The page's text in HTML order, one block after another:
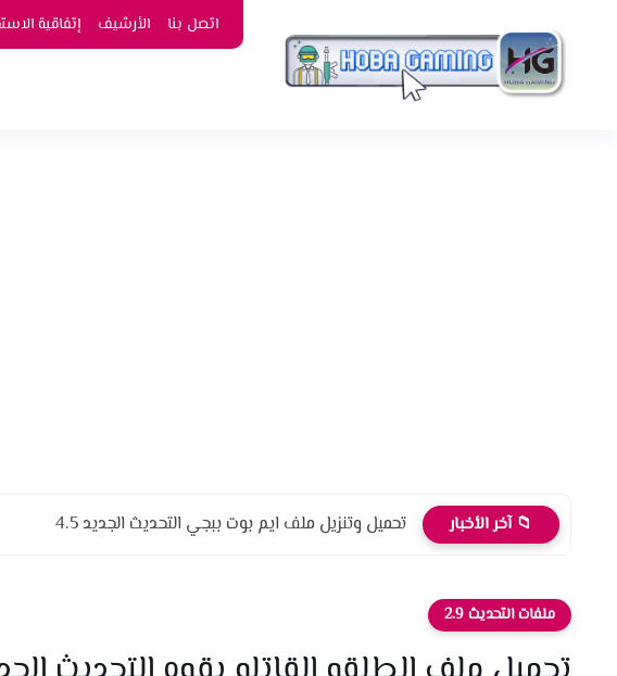
اتصل بنا الأرشيف إتفاقية
📁 آخر الأخبار تحميل وتنزيل ملف ايم بوت ببجي التحديث الجديد 4.5
ملفات التحديث 2.9